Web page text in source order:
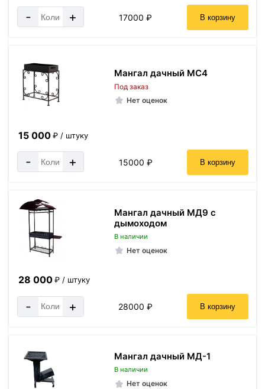
- + 17000 ₽ В корзину
Мангал дачный МС4
Под заказ
Нет оценок
15 000₽ / штуку
- + 15000 ₽ В корзину
Мангал дачный МД9 с
дымоходом
В наличии
Нет оценок
28 000₽ / штуку
- + 28000 ₽ В корзину
Мангал дачный МД-1
В наличии
Нет оценок